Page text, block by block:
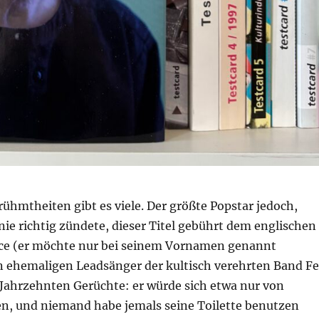
gibt es viele. Der größte Popstar jedoch,
richtig zündete, dieser Titel gebührt dem englischen
(er möchte nur bei seinem Vornamen genannt
ehemaligen Leadsänger der kultisch verehrten Band
Gerüchte: er würde sich etwa nur von
und niemand habe jemals seine Toilette benutzen